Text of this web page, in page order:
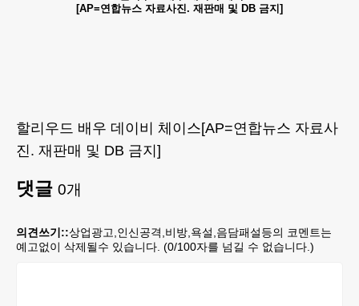
[AP=연합뉴스 자료사진. 재판매 및 DB 금지]
할리우드 배우 데이비 체이스[AP=연합뉴스 자료사
진. 재판매 및 DB 금지]
댓글 0개
의견쓰기::상업광고,인신공격,비방,욕설,음담패설등의 코멘트는
예고없이 삭제될수 있습니다. (0/100자를 넘길 수 없습니다.)